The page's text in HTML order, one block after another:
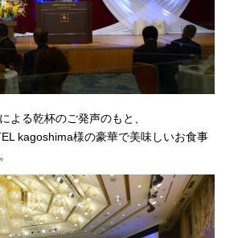
よる乾杯のご発声のもと、
kagoshima様の豪華で美味しいお食事